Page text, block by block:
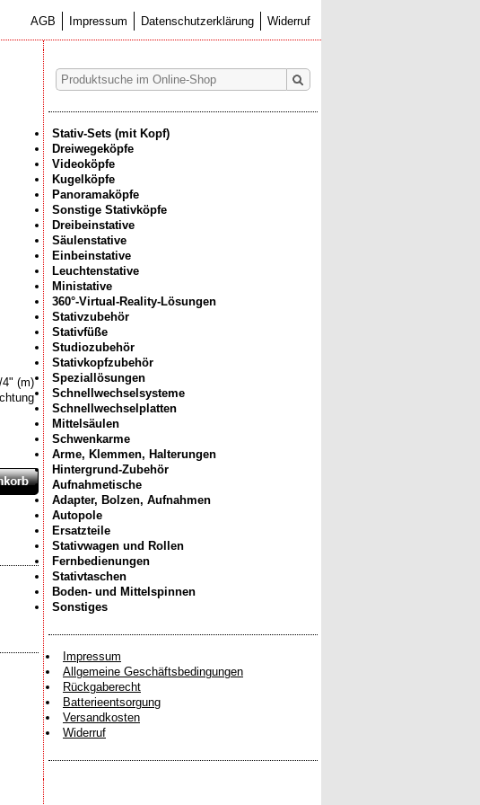
AGB Impressum Datenschutzerklärung Widerruf
(m)
Stativ-Sets (mit Kopf)
Dreiwegeköpfe
Videoköpfe
Kugelköpfe
Panoramaköpfe
Sonstige Stativköpfe
Dreibeinstative
Säulenstative
Einbeinstative
Leuchtenstative
Ministative
360°-Virtual-Reality-Lösungen
Stativzubehör
Stativfüße
Studiozubehör
Stativkopfzubehör
Speziallösungen
Schnellwechselsysteme
Schnellwechselplatten
Mittelsäulen
Schwenkarme
Arme, Klemmen, Halterungen
Hintergrund-Zubehör
Aufnahmetische
Adapter, Bolzen, Aufnahmen
Autopole
Ersatzteile
Stativwagen und Rollen
Fernbedienungen
Stativtaschen
Boden- und Mittelspinnen
Sonstiges
Impressum
Allgemeine Geschäftsbedingungen
Rückgaberecht
Batterieentsorgung
Versandkosten
Widerruf